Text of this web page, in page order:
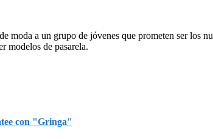
a un grupo de jóvenes que prometen ser los
modelos de pasarela.
con "Gringa"